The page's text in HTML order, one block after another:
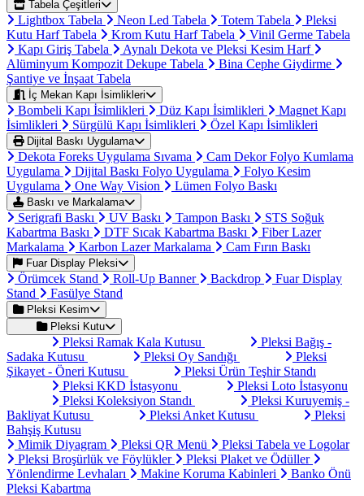
Tabela Çeşitleri
Lightbox Tabela Neon Led Tabela Totem Tabela
Pleksi
Kutu Harf Tabela
Krom Kutu Harf Tabela
Vinil Germe Tabela
Kapı Giriş Tabela
Aynalı Dekota ve Pleksi Kesim Harf
Alüminyum Kompozit Dekupe Tabela
Bina Cephe Giydirme
Şantiye ve İnşaat Tabela
İç Mekan Kapı İsimlikleri
Bombeli Kapı İsimlikleri Düz Kapı İsimlikleri
Magnet Kapı
İsimlikleri
Sürgülü Kapı İsimlikleri Özel Kapı İsimlikleri
Dijital Baskı Uygulama
Dekota Foreks Uygulama Sıvama
Cam Dekor Folyo Kumlama
Uygulama
Dijital Baskı Folyo Uygulama
Folyo Kesim
Uygulama
One Way Vision Lümen Folyo Baskı
Baskı ve Markalama
Serigrafi Baskı UV Baskı Tampon Baskı
STS Soğuk
Kabartma Baskı
DTF Sıcak Kabartma Baskı
Fiber Lazer
Markalama
Karbon Lazer Markalama Cam Fırın Baskı
Fuar Display Pleksi
Örümcek Stand Roll-Up Banner Backdrop
Fuar Display
Stand
Fasülye Stand
Pleksi Kesim
Pleksi Kutu
Pleksi Ramak Kala Kutusu
Pleksi Bağış -
Sadaka Kutusu
Pleksi Oy Sandığı
Pleksi
Şikayet - Öneri Kutusu
Pleksi Ürün Teşhir Standı
Pleksi KKD İstasyonu
Pleksi Loto İstasyonu
Pleksi Koleksiyon Standı
Pleksi Kuruyemiş -
Bakliyat Kutusu
Pleksi Anket Kutusu
Pleksi
Bahşiş Kutusu
Mimik Diyagram
Pleksi QR Menü
Pleksi Tabela ve Logolar
Pleksi Broşürlük ve Föylükler
Pleksi Plaket ve Ödüller
Yönlendirme Levhaları
Makine Koruma Kabinleri
Banko Önü
Pleksi Kabartma